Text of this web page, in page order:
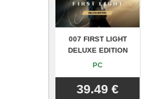
007 FIRST LIGHT
DELUXE EDITION
PC
39.49 €